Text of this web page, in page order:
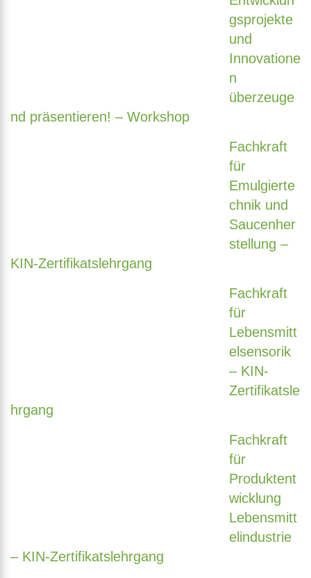
gsprojekte
und
Innovatione
n
überzeuge
nd präsentieren! – Workshop
Fachkraft
für
Emulgierte
chnik und
Saucenher
stellung –
KIN-Zertifikatslehrgang
Fachkraft
für
Lebensmitt
elsensorik
– KIN-
Zertifikatsle
hrgang
Fachkraft
für
Produktent
wicklung
Lebensmitt
elindustrie
– KIN-Zertifikatslehrgang